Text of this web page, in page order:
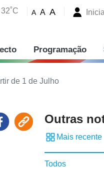
32˚C A A A
Programação
de 1 de Julho
Outras
Mais recente
Todos